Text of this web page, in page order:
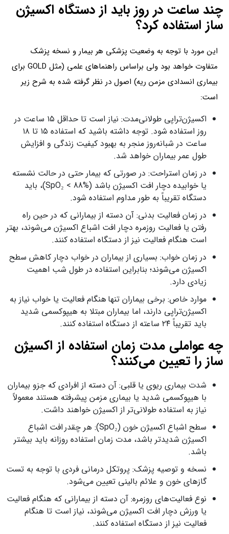
چند ساعت در روز باید از دستگاه اکسیژن‌
ساز استفاده کرد؟
این مورد با توجه به وضعیت پزشکی هر بیمار و نسخه پزشک
متفاوت خواهد بود ولی براساس راهنماهای علمی (مثل GOLD برای
بیماری انسدادی مزمن ریه) اصول در نظر گرفته شده به شرح زیر
است:
اکسیژن‌تراپی طولانی‌مدت: نیاز است تا حداقل ۱۵ ساعت در
روز استفاده شود. توجه داشته باشید که استفاده ۱۵ تا ۱۸
ساعت در شبانه‌روز منجر به بهبود کیفیت زندگی و افزایش
طول عمر بیماران خواهد شد.
در زمان استراحت: در صورتی که بیمار حتی در حالت نشسته
یا خوابیده دچار افت اکسیژن باشد (SpO₂ < 88%)، باید
دستگاه تقریباً به طور مداوم استفاده شود.
در زمان فعالیت بدنی: آن دسته از بیمارانی که در حین راه
رفتن یا فعالیت روزمره دچار افت اشباع اکسیژن می‌شوند، بهتر
است هنگام فعالیت نیز از دستگاه استفاده کنند.
در زمان خواب: بسیاری از بیماران در خواب دچار کاهش سطح
اکسیژن می‌شوند؛ بنابراین استفاده در طول شب اهمیت
زیادی دارد.
موارد خاص: برخی بیماران تنها هنگام فعالیت یا خواب نیاز به
اکسیژن‌تراپی دارند، اما بیماران مبتلا به هیپوکسمی شدید
باید تقریباً ۲۴ ساعته از دستگاه استفاده کنند.
چه عواملی مدت زمان استفاده از اکسیژن‌
ساز را تعیین می‌کنند؟
شدت بیماری ریوی یا قلبی: آن دسته از افرادی که جزو بیماران
با هیپوکسمی شدید یا بیماری مزمن پیشرفته هستند معمولاً
نیاز به استفاده طولانی‌تر از اکسیژن خواهند داشت.
سطح اشباع اکسیژن خون (SpO₂): هر چقدر افت اشباع
اکسیژن شدیدتر باشد، مدت زمان استفاده روزانه باید بیشتر
باشد.
نسخه و توصیه پزشک: پروتکل درمانی فردی با توجه به تست
گازهای خون و علائم بالینی تعیین می‌شود.
نوع فعالیت‌های روزمره: آن دسته از بیمارانی که هنگام فعالیت
یا ورزش دچار افت اکسیژن می‌شوند، نیاز است تا هنگام
فعالیت نیز از دستگاه استفاده کنند.